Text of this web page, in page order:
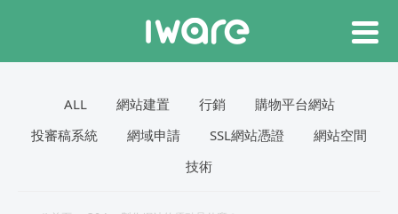
ALL 網站建置 行銷
購物平台網站
投審稿系統
網域申請 SSL網站憑證
網站空間
技術